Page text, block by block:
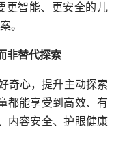
更智能、更安全的儿
。
非替代探索
奇心，提升主动探索
都能享受到高效、有
内容安全、护眼健康